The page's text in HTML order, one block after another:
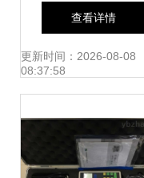
环境保护计量检测
重点实验室，全面
度
查看详情
更新时间：2026-08-08
08:37:58